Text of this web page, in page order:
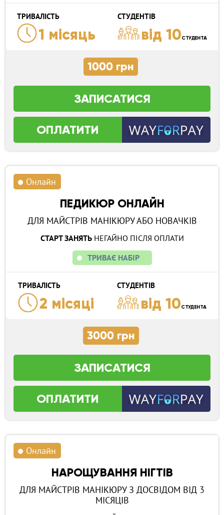
ТРИВАЛІСТЬ
1 місяць
СТУДЕНТІВ
від 10СТУДЕНТА
1000 грн
ЗАПИСАТИСЯ
ОПЛАТИТИ
Онлайн
ПЕДИКЮР ОНЛАЙН
ДЛЯ МАЙСТРІВ МАНІКЮРУ АБО НОВАЧКІВ
СТАРТ ЗАНЯТЬНЕГАЙНО ПІСЛЯ ОПЛАТИ
ТРИВАЄ НАБІР
ТРИВАЛІСТЬ
2 місяці
СТУДЕНТІВ
від 10СТУДЕНТА
3000 грн
ЗАПИСАТИСЯ
ОПЛАТИТИ
Онлайн
НАРОЩУВАННЯ НІГТІВ
ДЛЯ МАЙСТРІВ МАНІКЮРУ З ДОСВІДОМ ВІД 3
МІСЯЦІВ